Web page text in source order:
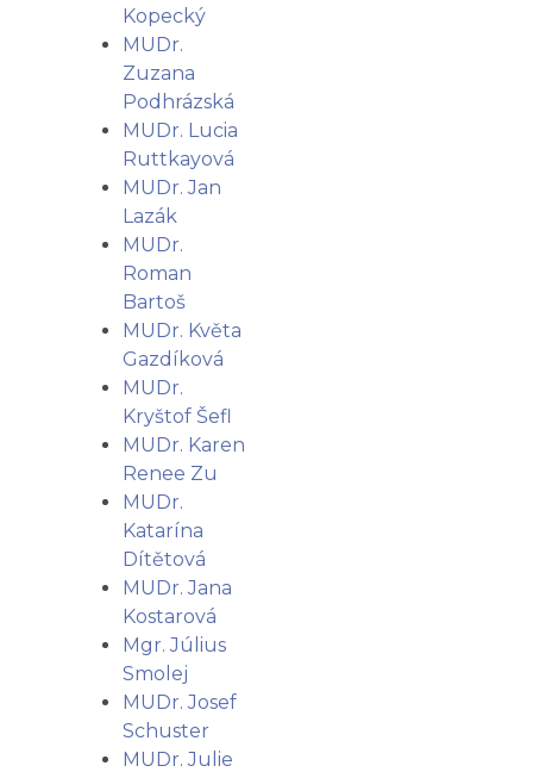
Kopecký
MUDr.
Zuzana
Podhrázská
MUDr. Lucia
Ruttkayová
MUDr. Jan
Lazák
MUDr.
Roman
Bartoš
MUDr. Květa
Gazdíková
MUDr.
Kryštof Šefl
MUDr. Karen
Renee Zu
MUDr.
Katarína
Dítětová
MUDr. Jana
Kostarová
Mgr. Július
Smolej
MUDr. Josef
Schuster
MUDr. Julie